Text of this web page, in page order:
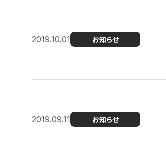
2019.10.01 お知らせ
2019.09.11 お知らせ